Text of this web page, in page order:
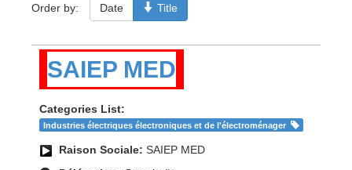
Order by: Date Title
SAIEP MED
Categories List:
Industries électriques électroniques et de l'électroménager
Raison Sociale: SAIEP MED